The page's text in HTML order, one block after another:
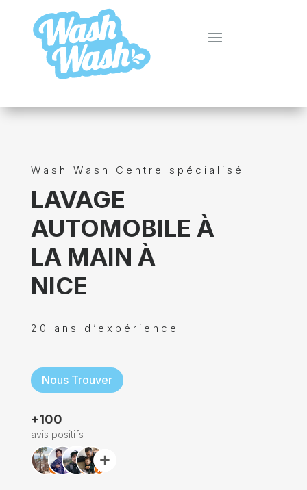
Wash Wash Centre spécialisé
LAVAGE
AUTOMOBILE À
LA MAIN À
NICE
20 ans d’expérience
Nous Trouver
+100
avis positifs